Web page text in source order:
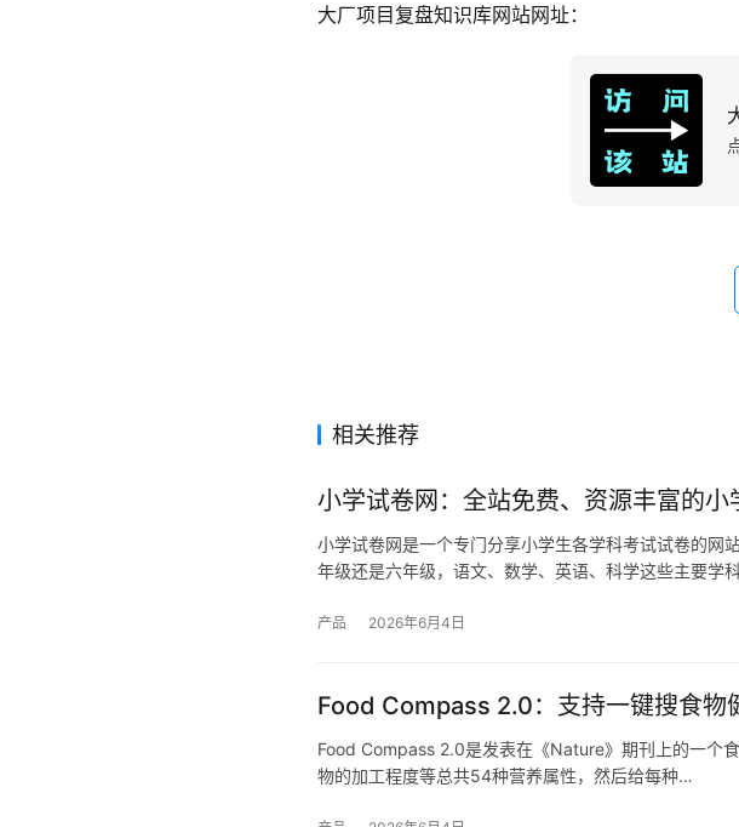
大厂项目复盘知识库网站网址：
相关推荐
小学试卷网：全站免费、资源丰富的小
小学试卷网是一个专门分享小学生各学科考试试卷的网
年级还是六年级，语文、数学、英语、科学这些主要学
产品 2026年6月4日
Food Compass 2.0：支持一键搜食物
Food Compass 2.0是发表在《Nature》期刊上的一个
物的加工程度等总共54种营养属性，然后给每种…